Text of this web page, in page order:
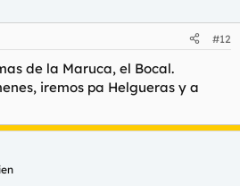
#12
de la Maruca, el Bocal.
iremos pa Helgueras y a